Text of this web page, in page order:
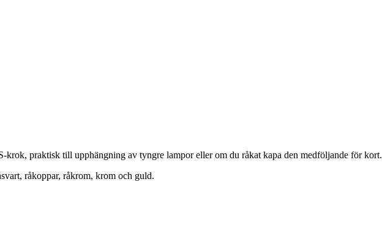
krok, praktisk till upphängning av tyngre lampor eller om du råkat kapa den medföljande för kort.
råkoppar, råkrom, krom och guld.